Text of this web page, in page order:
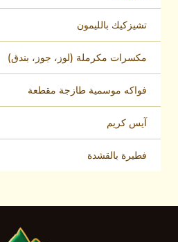
تشيزكيك بالليمون
مكسرات مكرملة (لوز، جوز، بندق)
فواكه موسمية طازجة مقطعة
آيس كريم
فطيرة بالقشدة